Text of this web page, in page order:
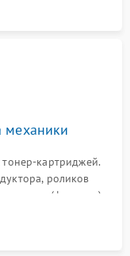
механики
картриджей.
роликов
в печи (фьюзере).